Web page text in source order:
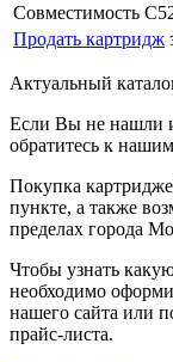
Совместимость
Продать картридж
Актуальный
Если Вы не нашли
обратитесь к
Покупка
пункте, а также
пределах города
Чтобы узнать
необходимо
нашего сайта или
прайс-листа.